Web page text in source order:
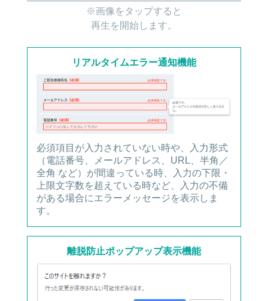
※画像を タップすると
再生を開始します。
リアルタイムエラー通知機能
必須項目が入力されていない時や、入力形式
（電話番号、メールアドレス、URL、半角／
全角 など）が間違っている時、入力の下限・
上限文字数を超えている時など、入力の不備
がある場合にエラーメッセージを表示しま
す。
離脱防止ポップアップ表示機能